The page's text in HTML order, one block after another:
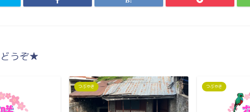
どうぞ★
つぶやき つぶやき